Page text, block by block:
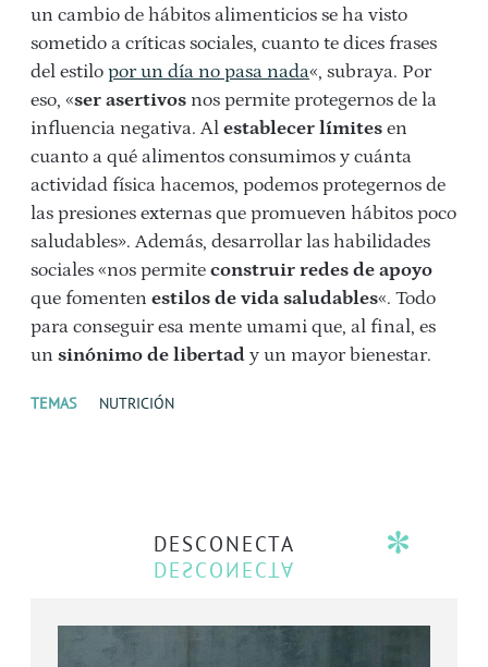
un cambio de hábitos alimenticios se ha visto
sometido a críticas sociales, cuanto te dices frases
del estilo por un día no pasa nada«, subraya. Por
eso, «ser asertivos nos permite protegernos de la
influencia negativa. Al establecer límites en
cuanto a qué alimentos consumimos y cuánta
actividad física hacemos, podemos protegernos de
las presiones externas que promueven hábitos poco
saludables». Además, desarrollar las habilidades
sociales «nos permite construir redes de apoyo
que fomenten estilos de vida saludables«. Todo
para conseguir esa mente umami que, al final, es
un sinónimo de libertad y un mayor bienestar.
TEMAS NUTRICIÓN
DESCONECTA